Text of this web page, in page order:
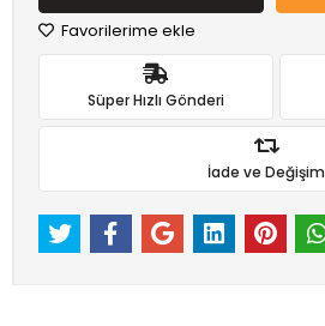
Favorilerime ekle
Süper Hızlı Gönderi
İade ve Değişim